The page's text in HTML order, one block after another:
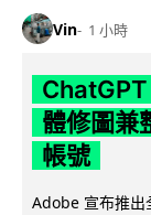
Vin 1 小時
體修圖兼
帳號
Adobe 宣布推出